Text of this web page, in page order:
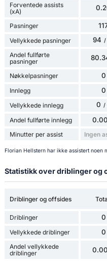
Forventede assists
(xA)
Pasninger
Vellykkede pasninger 94 /
Andel fullførte
pasninger
Nøkkelpasninger 0
Innlegg 0
Vellykkede innlegg 0 /
Andel fullførte innlegg
Minutter per assist Ingen
Florian Hellstern har ikke assistert noen
Statistikk over driblinger og
Driblinger og offsides
Driblinger 0
Vellykkede driblinger 0
Andel vellykkede
driblinger